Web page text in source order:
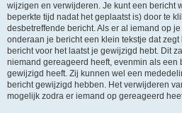
wijzigen en verwijderen. Je kunt een bericht
beperkte tijd nadat het geplaatst is) door te
desbetreffende bericht. Als er al iemand op
onderaan je bericht een klein tekstje dat
bericht voor het laatst je gewijzigd hebt. Dit
niemand gereageerd heeft, evenmin als een
gewijzigd heeft. Zij kunnen wel een
bericht gewijzigd hebben. Het verwijderen
mogelijk zodra er iemand op gereageerd